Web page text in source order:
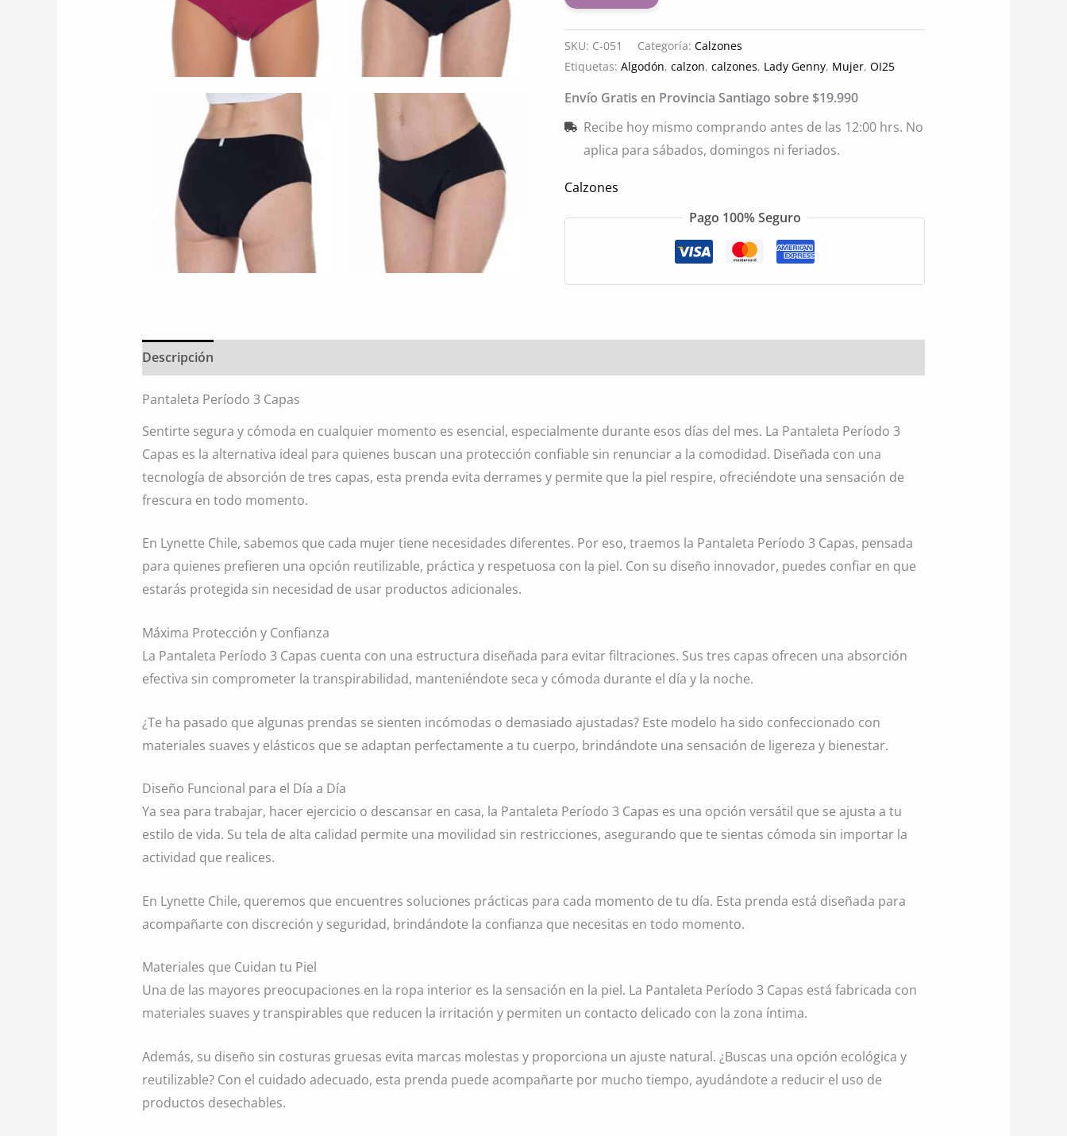
SKU: C-051 Categoría:Calzones
Etiquetas:Algodón,calzon,calzones, Lady Genny, Mujer,OI25
Envío Gratis en Provincia Santiago sobre $19.990
Recibe hoy mismo comprando antes de las 12:00 hrs. No
aplica para sábados, domingos ni feriados.
Calzones
Pago 100% Seguro
Descripción
Pantaleta Período 3 Capas
Sentirte segura y cómoda en cualquier momento es esencial, especialmente durante esos días del mes. La Pantaleta Período 3
Capas es la alternativa ideal para quienes buscan una protección confiable sin renunciar a la comodidad. Diseñada con una
tecnología de absorción de tres capas, esta prenda evita derrames y permite que la piel respire, ofreciéndote una sensación de
frescura en todo momento.
En Lynette Chile, sabemos que cada mujer tiene necesidades diferentes. Por eso, traemos la Pantaleta Período 3 Capas, pensada
para quienes prefieren una opción reutilizable, práctica y respetuosa con la piel. Con su diseño innovador, puedes confiar en que
estarás protegida sin necesidad de usar productos adicionales.
Máxima Protección y Confianza
La Pantaleta Período 3 Capas cuenta con una estructura diseñada para evitar filtraciones. Sus tres capas ofrecen una absorción
efectiva sin comprometer la transpirabilidad, manteniéndote seca y cómoda durante el día y la noche.
¿Te ha pasado que algunas prendas se sienten incómodas o demasiado ajustadas? Este modelo ha sido confeccionado con
materiales suaves y elásticos que se adaptan perfectamente a tu cuerpo, brindándote una sensación de ligereza y bienestar.
Diseño Funcional para el Día a Día
Ya sea para trabajar, hacer ejercicio o descansar en casa, la Pantaleta Período 3 Capas es una opción versátil que se ajusta a tu
estilo de vida. Su tela de alta calidad permite una movilidad sin restricciones, asegurando que te sientas cómoda sin importar la
actividad que realices.
En Lynette Chile, queremos que encuentres soluciones prácticas para cada momento de tu día. Esta prenda está diseñada para
acompañarte con discreción y seguridad, brindándote la confianza que necesitas en todo momento.
Materiales que Cuidan tu Piel
Una de las mayores preocupaciones en la ropa interior es la sensación en la piel. La Pantaleta Período 3 Capas está fabricada con
materiales suaves y transpirables que reducen la irritación y permiten un contacto delicado con la zona íntima.
Además, su diseño sin costuras gruesas evita marcas molestas y proporciona un ajuste natural. ¿Buscas una opción ecológica y
reutilizable? Con el cuidado adecuado, esta prenda puede acompañarte por mucho tiempo, ayudándote a reducir el uso de
productos desechables.